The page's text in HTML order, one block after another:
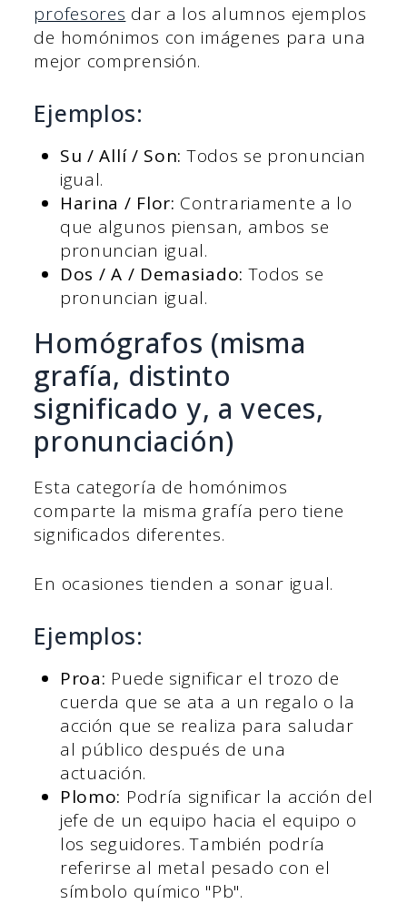
profesores dar a los alumnos ejemplos
de homónimos con imágenes para una
mejor comprensión.
Ejemplos:
Su / Allí / Son: Todos se pronuncian
igual.
Harina / Flor: Contrariamente a lo
que algunos piensan, ambos se
pronuncian igual.
Dos / A / Demasiado: Todos se
pronuncian igual.
Homógrafos (misma
grafía, distinto
significado y, a veces,
pronunciación)
Esta categoría de homónimos
comparte la misma grafía pero tiene
significados diferentes.
En ocasiones tienden a sonar igual.
Ejemplos:
Proa: Puede significar el trozo de
cuerda que se ata a un regalo o la
acción que se realiza para saludar
al público después de una
actuación.
Plomo: Podría significar la acción del
jefe de un equipo hacia el equipo o
los seguidores. También podría
referirse al metal pesado con el
símbolo químico "Pb".